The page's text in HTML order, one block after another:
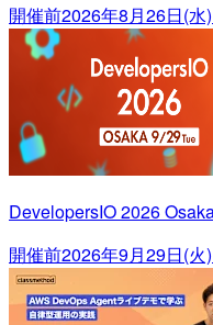
開催前2026年8月26日(水
DevelopersIO 2026
開催前2026年9月29日(火